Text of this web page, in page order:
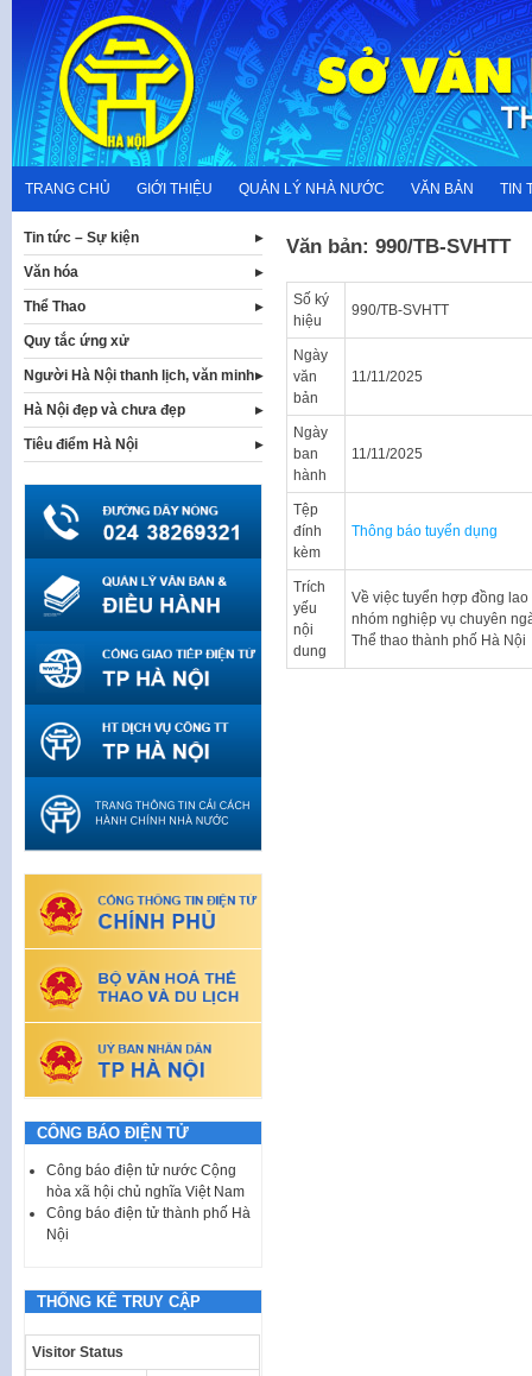
content
TRANG CHỦ GIỚI THIỆU QUẢN LÝ NHÀ NƯỚC VĂN BẢN TIN
Văn bản: 990/TB-SVHTT
Số ký
hiệu
990/TB-SVHTT
Ngày
văn
bản
11/11/2025
Ngày
ban
hành
11/11/2025
Tệp
đính
kèm
Thông báo tuyển dụng
Trích
yếu
nội
dung
Về việc tuyển hợp đồng
nhóm nghiệp vụ chuyên
Thể thao thành phố Hà Nội
Tin tức – Sự kiện
Văn hóa
Thể Thao
Quy tắc ứng xử
Người Hà Nội thanh lịch, văn minh
Hà Nội đẹp và chưa đẹp
Tiêu điểm Hà Nội
CÔNG BÁO ĐIỆN TỬ
Công báo điện tử nước Cộng
hòa xã hội chủ nghĩa Việt Nam
Công báo điện tử thành phố Hà
Nội
THỐNG KÊ TRUY CẬP
Visitor Status